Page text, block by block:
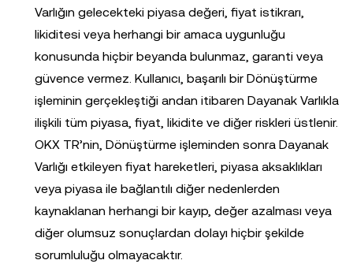
Varlığın gelecekteki piyasa değeri, fiyat istikrarı,
likiditesi veya herhangi bir amaca uygunluğu
konusunda hiçbir beyanda bulunmaz, garanti veya
güvence vermez. Kullanıcı, başarılı bir Dönüştürme
işleminin gerçekleştiği andan itibaren Dayanak Varlıkla
ilişkili tüm piyasa, fiyat, likidite ve diğer riskleri üstlenir.
OKX TR’nin, Dönüştürme işleminden sonra Dayanak
Varlığı etkileyen fiyat hareketleri, piyasa aksaklıkları
veya piyasa ile bağlantılı diğer nedenlerden
kaynaklanan herhangi bir kayıp, değer azalması veya
diğer olumsuz sonuçlardan dolayı hiçbir şekilde
sorumluluğu olmayacaktır.